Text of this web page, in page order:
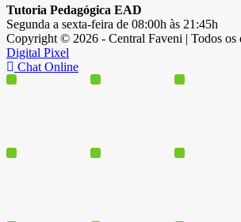
Tutoria Pedagógica EAD
Segunda a sexta-feira de 08:00h às 21:45h
Copyright © 2026 - Central Faveni | Todos os
Digital Pixel
Chat Online